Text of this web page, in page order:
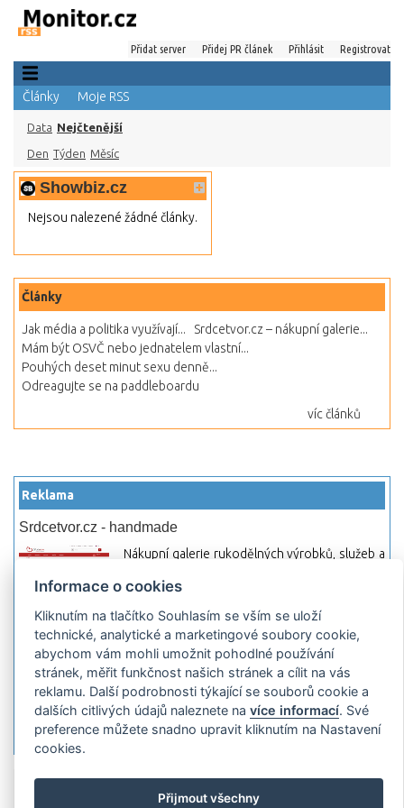
Přidat server Přidej PR článek Přihlásit Registrovat
Články Moje RSS
Data Nejčtenější
Den Týden Měsíc
Showbiz.cz
Nejsou nalezené žádné články.
Články
Jak média a politika využívají...
Srdcetvor.cz – nákupní galerie...
Mám být OSVČ nebo jednatelem vlastní...
Pouhých deset minut sexu denně...
Odreagujte se na paddleboardu
víc článků
Reklama
Srdcetvor.cz - handmade
Nákupní galerie rukodělných výrobků, služeb a
začít prodávat nebo jen nakupovat.
Hledej-hosting.cz - webhosting, VPS
hosting
Přehled webhostingových, multihosting a VPS
hosting programů s možností jejich
pokročilého vyhledávání a porovnávání.
Najděte si jednoduše vhodný hosting.
Reklama Podmínky používání
Informace o cookies
Kliknutím na tlačítko Souhlasím se vším se uloží
technické, analytické a marketingové soubory cookie,
abychom vám mohli umožnit pohodlné používání
stránek, měřit funkčnost našich stránek a cílit na vás
reklamu. Další podrobnosti týkající se souborů cookie a
dalších citlivých údajů naleznete navíce informací. Své
preference můžete snadno upravit kliknutím na Nastavení
cookies.
Přijmout všechny